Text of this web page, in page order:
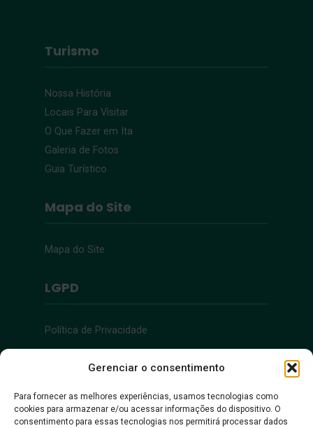
Gerenciar o consentimento
Para fornecer as melhores experiências, usamos tecnologias como
cookies para armazenar e/ou acessar informações do dispositivo. O
consentimento para essas tecnologias nos permitirá processar dados
Turismo
Nossa História
Locais Para Visitar
O Que Fazer em Ita
Galeria de Fotos
Guia Turístico
Mapa do Site
Mapa do Site
LGPD
Política de Privacidade
Acessibilidade
Acessibilidade